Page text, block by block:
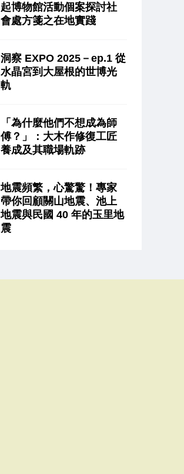
起博物館活動個案探討社
會處方箋之在地實踐
洞察 EXPO 2025－ep.1 從
水晶宮到大屋根的世博光
軌
「為什麼他們不想成為師
傅？」：大木作修復工匠
養成及其職場軌跡
地震頻繁，心驚驚！專家
帶你回顧關山地震、池上
地震與民國 40 年的玉里地
震